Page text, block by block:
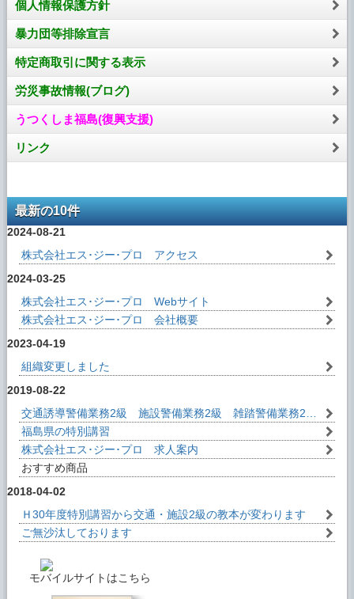
個人情報保護方針
暴力団等排除宣言
特定商取引に関する表示
労災事故情報(ブログ)
うつくしま福島(復興支援)
リンク
最新の10件
2024-08-21
株式会社エス･ジー･プロ アクセス
2024-03-25
株式会社エス･ジー･プロ Webサイト
株式会社エス･ジー･プロ 会社概要
2023-04-19
組織変更しました
2019-08-22
交通誘導警備業務2級 施設警備業務2級 雑踏警備業務2級 貴重品運搬警備業務2級 1級検定
福島県の特別講習
株式会社エス･ジー･プロ 求人案内
おすすめ商品
2018-04-02
Ｈ30年度特別講習から交通・施設2級の教本が変わります
ご無沙汰しております
モバイルサイトはこちら